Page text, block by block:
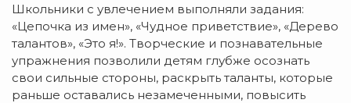
Школьники с увлечением выполняли задания:
«Цепочка из имен», «Чудное приветствие», «Дерево
талантов», «Это я!». Творческие и познавательные
упражнения позволили детям глубже осознать
свои сильные стороны, раскрыть таланты, которые
раньше оставались незамеченными, повысить